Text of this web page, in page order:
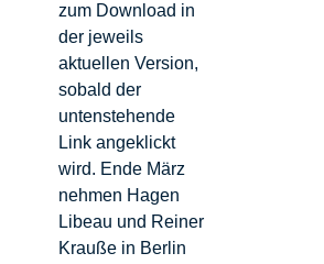
zum Download in
der jeweils
aktuellen Version,
sobald der
untenstehende
Link angeklickt
wird. Ende März
nehmen Hagen
Libeau und Reiner
Krauße in Berlin